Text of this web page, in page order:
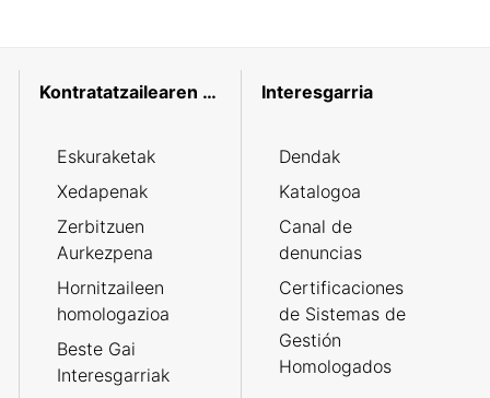
Kontratatzailearen profila
Eskuraketak
Xedapenak
Zerbitzuen
Aurkezpena
Hornitzaileen
homologazioa
Beste Gai
Interesgarriak
Interesgarria
Dendak
Katalogoa
Canal de
denuncias
Certificaciones
de Sistemas de
Gestión
Homologados